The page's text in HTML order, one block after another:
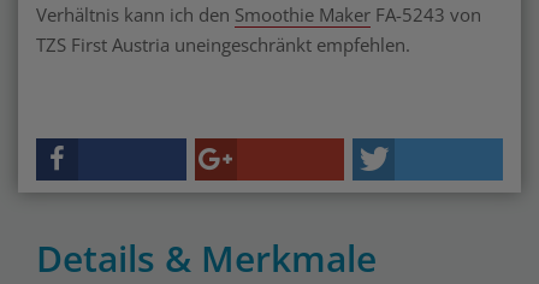
Verhältnis kann ich den Smoothie Maker FA-5243 von
TZS First Austria uneingeschränkt empfehlen.
Details & Merkmale